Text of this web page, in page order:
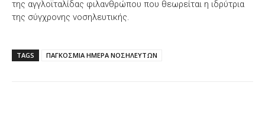
της αγγλοϊταλίδας φιλανθρώπου που θεωρείται η ιδρύτρια
της σύγχρονης νοσηλευτικής.
TAGS ΠΑΓΚΟΣΜΙΑ ΗΜΕΡΑ ΝΟΣΗΛΕΥΤΩΝ